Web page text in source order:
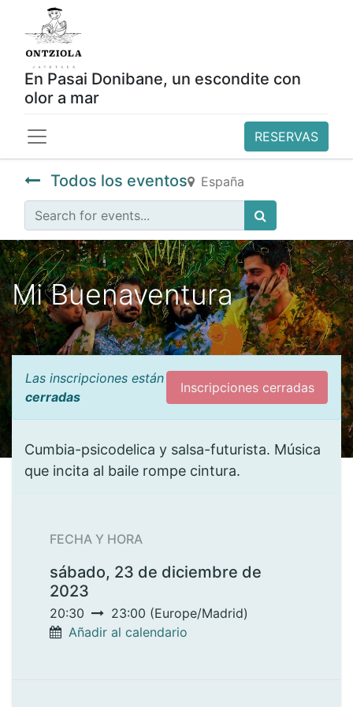
En Pasai Donibane, un escondite con
olor a mar
RESERVAS
Todos los eventos España
Mi Buenaventura
Las inscripciones están
cerradas
Inscripciones cerradas
Cumbia-psicodelica y salsa-futurista. Música
que incita al baile rompe cintura.
FECHA Y HORA
sábado, 23 de diciembre de
2023
20:30 23:00 (Europe/Madrid)
Añadir al calendario